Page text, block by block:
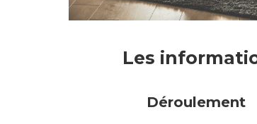
Les
Déroulement